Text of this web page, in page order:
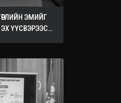
ЭМИЙГ
ЭХ ҮҮСВЭРЭЭС